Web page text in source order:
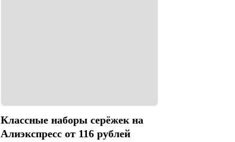
Классные наборы серёжек на
Алиэкспресс от 116 рублей